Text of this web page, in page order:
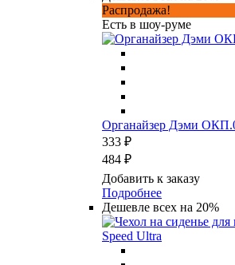
Распродажа!
Есть в шоу-руме
Органайзер Дэми
333 ₽
484 ₽
Добавить к заказу
Подробнее
Дешевле всех на 20%